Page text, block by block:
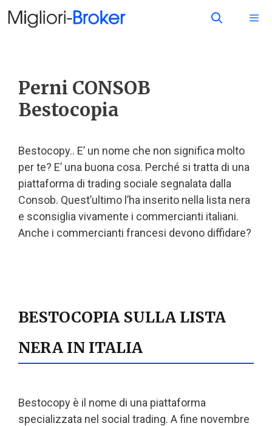
Perni CONSOB
Bestocopia
Bestocopy.. E’ un nome che non significa molto
per te? E’ una buona cosa. Perché si tratta di una
piattaforma di trading sociale segnalata dalla
Consob. Quest’ultimo l’ha inserito nella lista nera
e sconsiglia vivamente i commercianti italiani.
Anche i commercianti francesi devono diffidare?
BESTOCOPIA SULLA LISTA
NERA IN ITALIA
Bestocopy è il nome di una piattaforma
specializzata nel social trading. A fine novembre